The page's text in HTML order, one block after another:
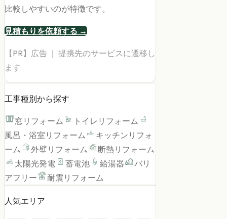
比較しやすいのが特徴です。
見積もりを依頼する →
【PR】広告 ｜ 提携先のサービスに遷移し
ます
工事種別から探す
窓リフォーム
トイレリフォーム
風呂・浴室リフォーム
キッチンリフォ
ーム
外壁リフォーム
断熱リフォーム
太陽光発電
蓄電池 給湯器
バリ
アフリー
耐震リフォーム
人気エリア